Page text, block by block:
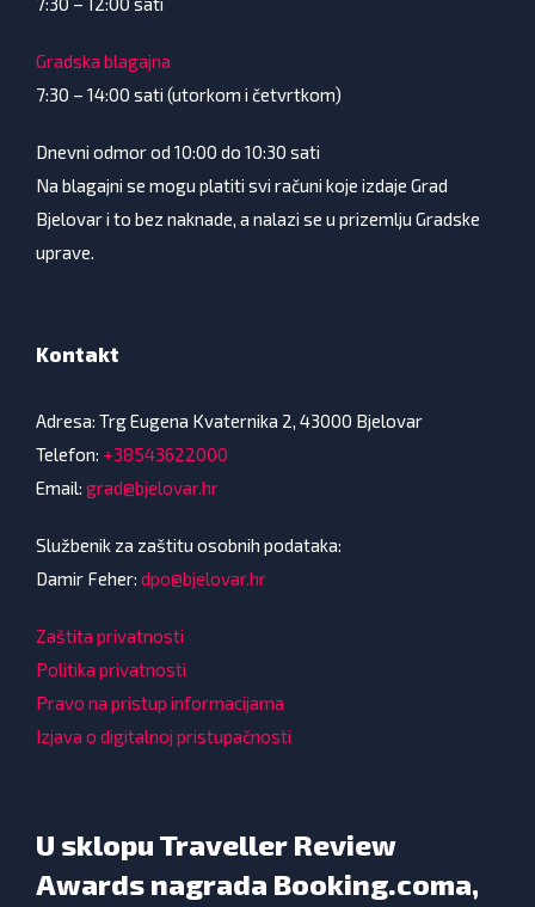
Gradska blagajna
7:30 – 14:00 sati (utorkom i četvrtkom)
Dnevni odmor od 10:00 do 10:30 sati
Na blagajni se mogu platiti svi računi koje izdaje Grad
Bjelovar i to bez naknade, a nalazi se u prizemlju Gradske
uprave.
Kontakt
Adresa: Trg Eugena Kvaternika 2, 43000 Bjelovar
Telefon: +38543622000
Email: grad@bjelovar.hr
Službenik za zaštitu osobnih podataka:
Damir Feher: dpo@bjelovar.hr
Zaštita privatnosti
Politika privatnosti
Pravo na pristup informacijama
Izjava o digitalnoj pristupačnosti
U sklopu Traveller Review
Awards nagrada Booking.coma,